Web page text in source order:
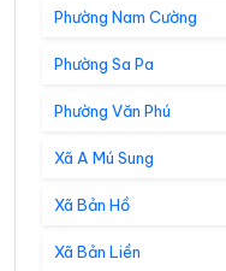
Phường Nam Cường
Phường Sa Pa
Phường Văn Phú
Xã A Mú Sung
Xã Bản Hồ
Xã Bản Liền